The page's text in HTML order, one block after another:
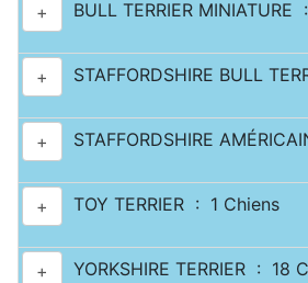
+ BULL TERRIER
+ STAFFORDSHIRE BULL
+ STAFFORDSHIRE
+ TOY TERRIER : 1 Chiens
+ YORKSHIRE TERRIER : 18